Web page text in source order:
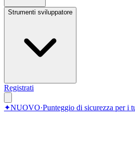
Strumenti sviluppatore
Registrati
✦NUOVO·Punteggio di sicurezza per i